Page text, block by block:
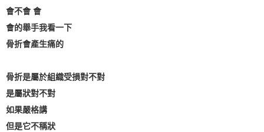
會不會 會
會的舉手我看一下
骨折會產生痛的
骨折是屬於組織受損對不對
是屬狀對不對
如果嚴格講
但是它不稱狀